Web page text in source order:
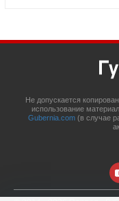
Не допускается
использование
Gubernia.com (в случае